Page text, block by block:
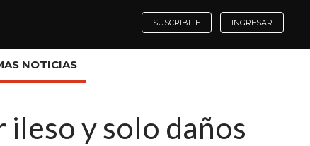
SUSCRIBITE INGRESAR
NOTICIAS
y solo daños